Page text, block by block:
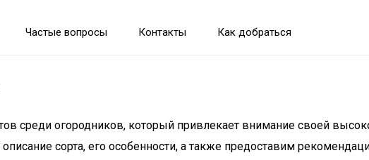
Частые вопросы Контакты Как добраться
среди огородников, который привлекает внимание своей
сорта, его особенности, а также предоставим